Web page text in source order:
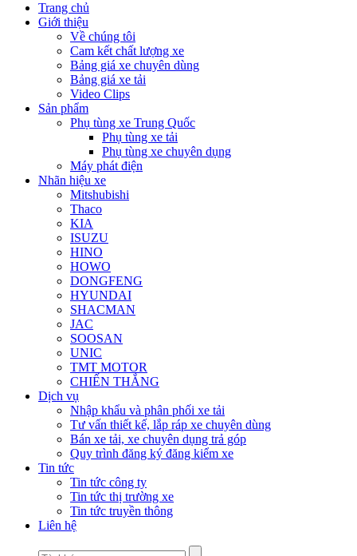
Trang chủ
Giới thiệu
Về chúng tôi
Cam kết chất lượng xe
Bảng giá xe chuyên dùng
Bảng giá xe tải
Video Clips
Sản phẩm
Phụ tùng xe Trung Quốc
Phụ tùng xe tải
Phụ tùng xe chuyên dụng
Máy phát điện
Nhãn hiệu xe
Mitshubishi
Thaco
KIA
ISUZU
HINO
HOWO
DONGFENG
HYUNDAI
SHACMAN
JAC
SOOSAN
UNIC
TMT MOTOR
CHIẾN THẮNG
Dịch vụ
Nhập khẩu và phân phối xe tải
Tư vấn thiết kế, lắp ráp xe chuyên dùng
Bán xe tải, xe chuyên dụng trả góp
Quy trình đăng ký đăng kiểm xe
Tin tức
Tin tức công ty
Tin tức thị trường xe
Tin tức truyền thông
Liên hệ